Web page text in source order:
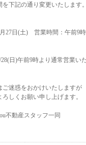
を下記の通り変更いたします
27日(土) 営業時間：午前9
28(日)午前9時より通常営業い
ご迷惑をおかけいたしますが
ろしくお願い申し上げます。
不動産スタッフ一同